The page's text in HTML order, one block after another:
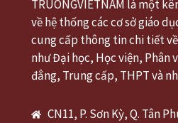
TRUONGVIETNAM là một
về hệ thống các cơ sở giáo
cung cấp thông tin chi tiết
như Đại học, Học viện, Phân
đẳng, Trung cấp, THPT và
CN11, P. Sơn Kỳ, Q. Tân